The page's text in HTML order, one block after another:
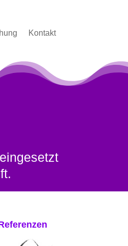
Kontakt